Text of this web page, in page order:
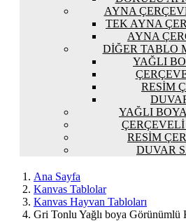
AYNA
TEK AYNA
AYNA
DIĞER TABLO
YAĞLI
RESIM
YAĞLI
RESIM
DUVAR
Ana Sayfa
Kanvas Tablolar
Kanvas Hayvan Tabloları
Gri Tonlu Yağlı boya Görünümlü